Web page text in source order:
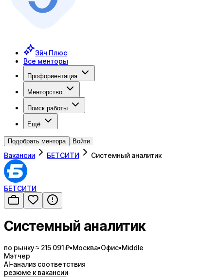
Эйч Плюс
Все менторы
Профориентация
Менторство
Поиск работы
Ещё
Подобрать ментора Войти
Вакансии БЕТСИТИ Системный аналитик
БЕТСИТИ
Системный аналитик
по рынку ≈ 215 091 ₽•Москва•Офис•Middle
Мэтчер
AI-анализ соответствия
резюме к вакансии